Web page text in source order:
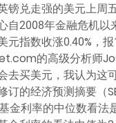
镑兑走强的美元上周
自2008年金融危机以
元指数收涨0.40%，
的高级分析师
去买美元，我认为这
订的经济预测摘要（
金利率的中位数看法